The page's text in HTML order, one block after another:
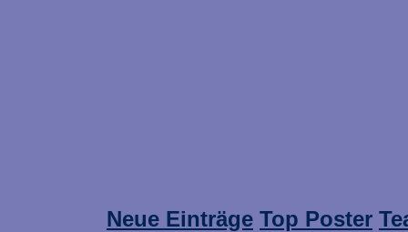
Neue Einträge Top Poster